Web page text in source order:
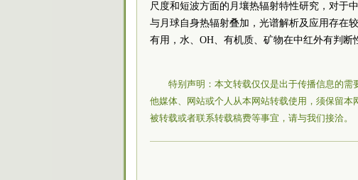
尺度和短波方面的月壤热辐射特性研究，对于
与月球自身热辐射叠加，光谱解析及应用存在
有用，水、OH、有机质、矿物在中红外有判断
特别声明：本文转载仅仅是出于传播信息的
他媒体、网站或个人从本网站转载使用，须保留
被转载或者联系转载稿费等事宜，请与我们接洽。